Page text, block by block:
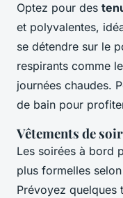
Optez pour des
et polyvalentes,
se détendre sur le
respirants comme
journées chaudes.
de bain pour
Vêtements de
Les soirées à bord
plus formelles
Prévoyez quelques